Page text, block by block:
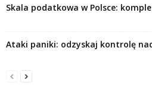
Skala podatkowa w Polsce:
Ataki paniki: odzyskaj kontrolę